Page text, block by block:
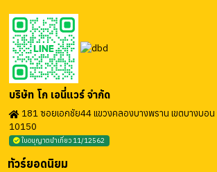
บริษัท โก เอนี่แวร์ จำกัด
181 ซอยเอกชัย44 แขวงคลองบางพราน เขตบางบอ
10150
ใบอนุญาตนำเที่ยว 11/12562
ทัวร์ยอดนิยม